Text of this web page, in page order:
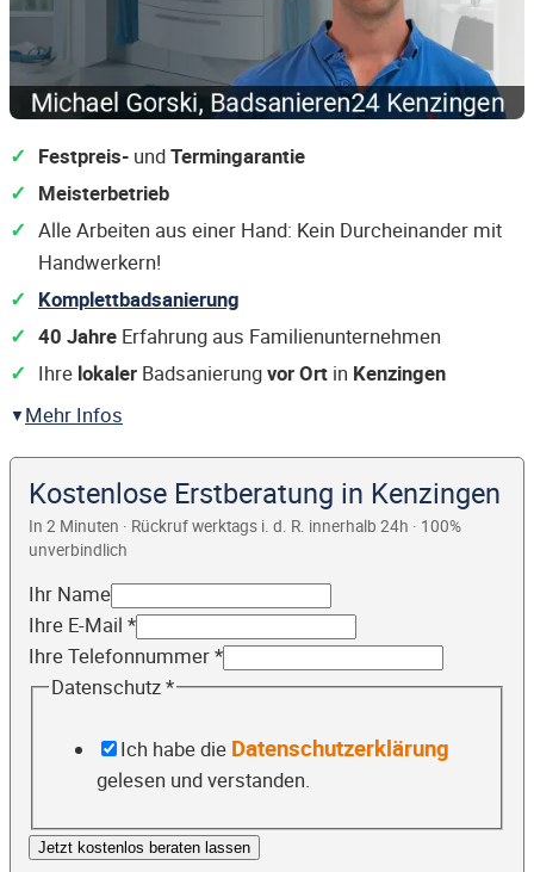
Festpreis- undTermingarantie
Meisterbetrieb
Alle Arbeiten aus einer Hand: Kein Durcheinander mit
Handwerkern!
Komplettbadsanierung
40 Jahre Erfahrung aus Familienunternehmen
Ihre lokaler Badsanierungvor Ort in Kenzingen
Mehr Infos
Kostenlose Erstberatung in Kenzingen
In 2 Minuten · Rückruf werktags i. d. R. innerhalb 24h · 100%
unverbindlich
Ihr Name
Ihre E-Mail *
Ihre Telefonnummer*
Datenschutz*
Ich habe die Datenschutzerklärung
gelesen und verstanden.
Jetzt kostenlos beraten lassen